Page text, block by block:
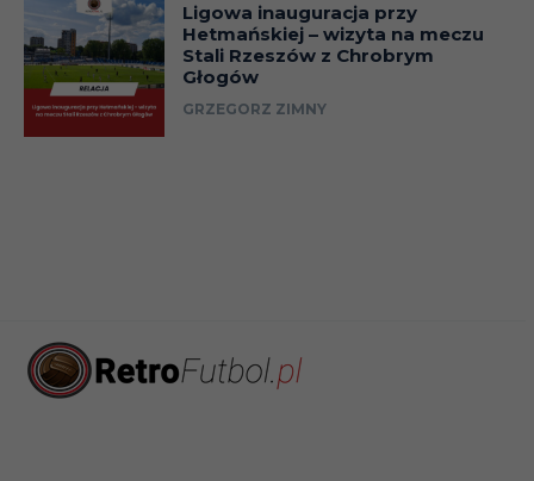
Ligowa inauguracja przy
Hetmańskiej – wizyta na meczu
Stali Rzeszów z Chrobrym
Głogów
GRZEGORZ ZIMNY